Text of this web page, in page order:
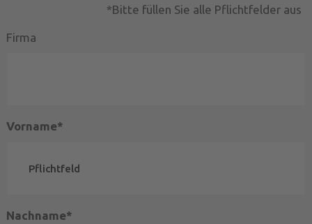
*Bitte füllen Sie alle Pflichtfelder aus
Firma
Vorname*
Nachname*